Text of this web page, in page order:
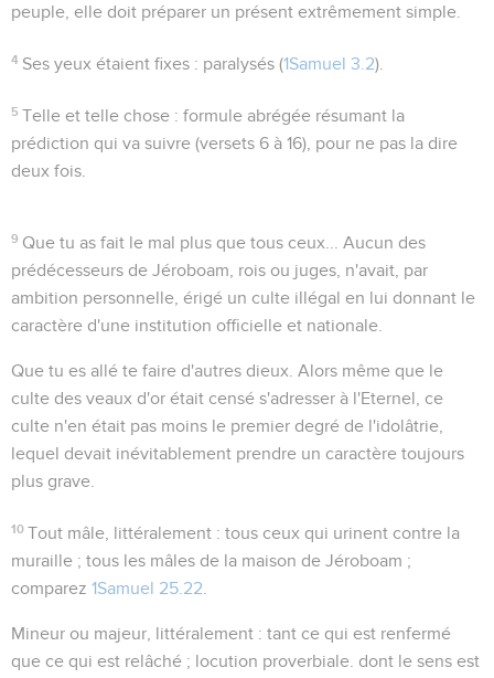
peuple, elle doit préparer un présent extrêmement simple.
4 Ses yeux étaient fixes : paralysés (1Samuel 3.2).
5 Telle et telle chose : formule abrégée résumant la
prédiction qui va suivre (versets 6 à 16), pour ne pas la dire
deux fois.
9 Que tu as fait le mal plus que tous ceux...
Aucun des
prédécesseurs de Jéroboam, rois ou juges, n'avait, par
ambition personnelle, érigé un culte illégal en lui donnant le
caractère d'une institution officielle et nationale.
Que tu es allé te faire d'autres dieux . Alors même que le
culte des veaux d'or était censé s'adresser à l'Eternel, ce
culte n'en était pas moins le premier degré de l'idolâtrie,
lequel devait inévitablement prendre un caractère toujours
plus grave.
10 Tout mâle , littéralement :tous ceux qui urinent contre la
muraille ; tous les mâles de la maison de Jéroboam ;
comparez 1Samuel 25.22
Mineur ou majeur , littéralement : tant ce qui est renfermé
que ce qui est relâché ; locution proverbiale. dont le sens est